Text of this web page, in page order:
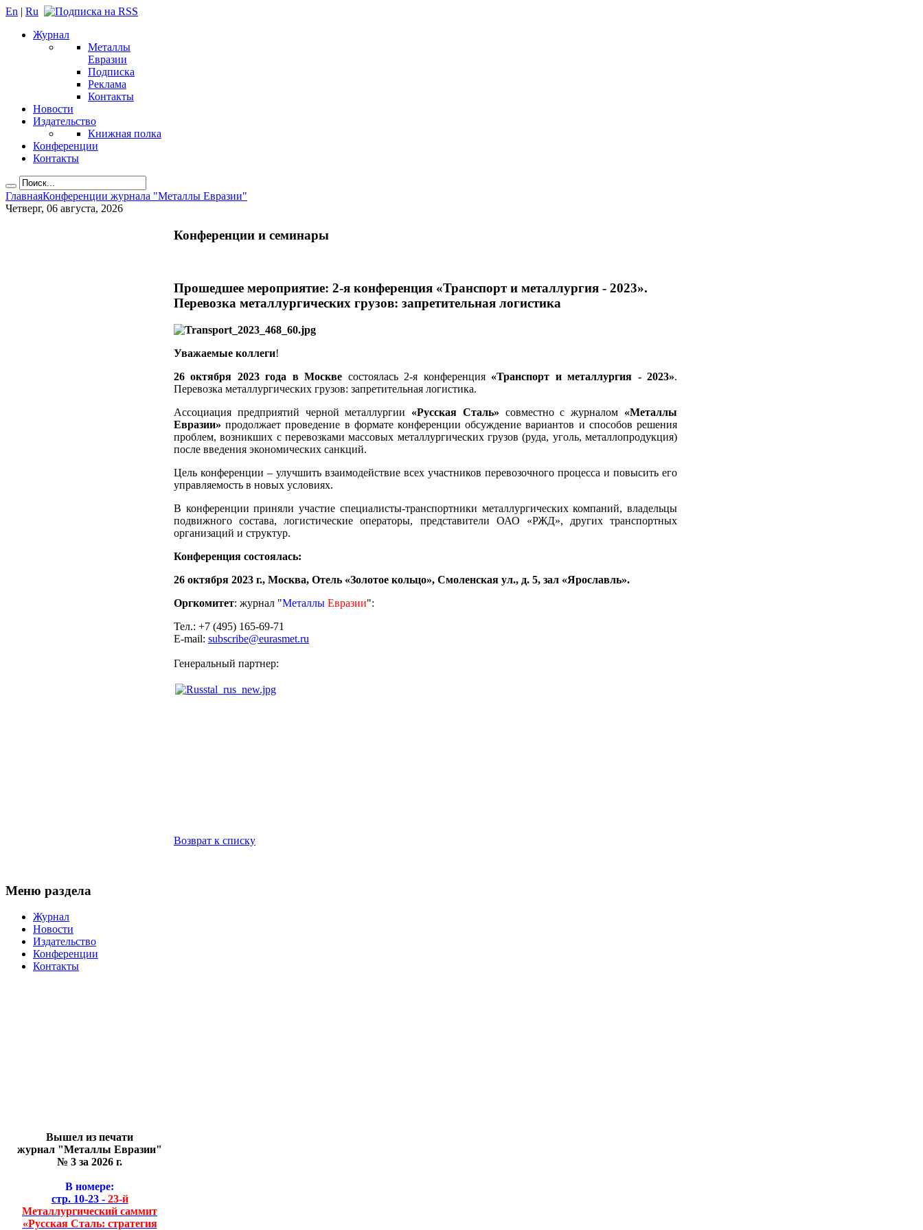
En | Ru
Журнал
Металлы
Евразии
Подписка
Реклама
Контакты
Новости
Издательство
Книжная полка
Конференции
Контакты
ГлавнаяКонференции журнала "Металлы Евразии"
Четверг, 06 августа, 2026
Конференции и семинары
Прошедшее мероприятие: 2-я конференция «Транспорт и металлургия - 2023».
Перевозка металлургических грузов: запретительная логистика
Уважаемые коллеги!
26 октября 2023 года в Москве состоялась 2-я конференция«Транспорт и металлургия - 2023».
Перевозка металлургических грузов: запретительная логистика.
Ассоциация предприятий черной металлургии «Русская Сталь» совместно с журналом «Металлы
Евразии» продолжает проведение в формате конференции обсуждение вариантов и способов решения
проблем, возникших с перевозками массовых металлургических грузов (руда, уголь, металлопродукция)
после введения экономических санкций.
Цель конференции – улучшить взаимодействие всех участников перевозочного процесса и повысить его
управляемость в новых условиях.
В конференции приняли участие специалисты-транспортники металлургических компаний, владельцы
подвижного состава, логистические операторы, представители ОАО «РЖД», других транспортных
организаций и структур.
Конференция состоялась:
26 октября 2023 г., Москва, Отель «Золотое кольцо», Смоленская ул., д. 5, зал «Ярославль».
Оргкомитет: журнал "Металлы Евразии":
Тел.: +7 (495) 165-69-71
E-mail: subscribe@eurasmet.ru
Генеральный партнер:
Возврат к списку
Меню раздела
Журнал
Новости
Издательство
Конференции
Контакты
Вышел из печати
журнал "Металлы Евразии"
№ 3 за 2026 г.
В номере:
стр. 10-23 -23-й
Металлургический саммит
«Русская Сталь: стратегия